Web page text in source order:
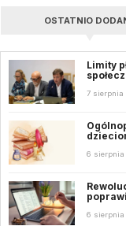
OSTATNIO
Limity
7 sierpnia
6 sierpnia
6 sierpnia